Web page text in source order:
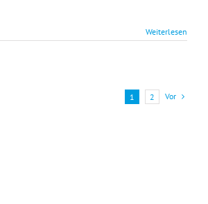
Weiterlesen
1 2 Vor